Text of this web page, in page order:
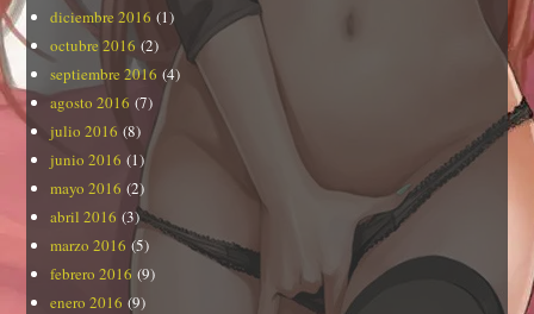
diciembre 2016 (1)
octubre 2016 (2)
septiembre 2016 (4)
agosto 2016 (7)
julio 2016 (8)
junio 2016 (1)
mayo 2016 (2)
abril 2016 (3)
marzo 2016 (5)
febrero 2016 (9)
enero 2016 (9)